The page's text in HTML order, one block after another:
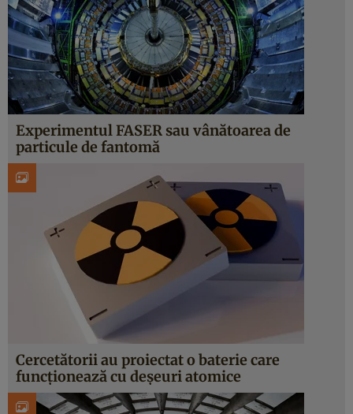
Experimentul FASER sau vânătoarea de
particule de fantomă
Cercetătorii au proiectat o baterie care
funcționează cu deșeuri atomice